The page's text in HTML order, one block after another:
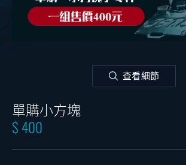
查看細節
單購小方塊
$ 400